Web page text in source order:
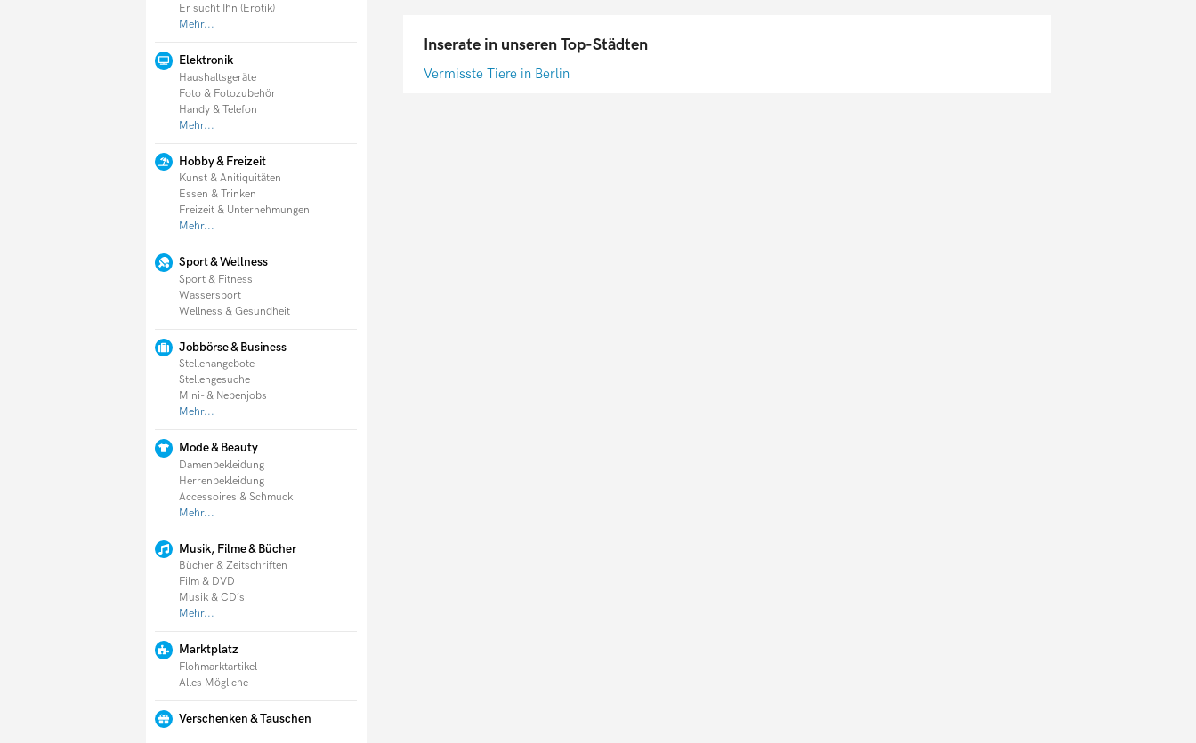
Er sucht Ihn (Erotik)
Mehr...
Elektronik
Haushaltsgeräte
Foto & Fotozubehör
Handy & Telefon
Mehr...
Hobby & Freizeit
Kunst & Anitiquitäten
Essen & Trinken
Freizeit & Unternehmungen
Mehr...
Sport & Wellness
Sport & Fitness
Wassersport
Wellness & Gesundheit
Jobbörse & Business
Stellenangebote
Stellengesuche
Mini- & Nebenjobs
Mehr...
Mode & Beauty
Damenbekleidung
Herrenbekleidung
Accessoires & Schmuck
Mehr...
Musik, Filme & Bücher
Bücher & Zeitschriften
Film & DVD
Musik & CD´s
Mehr...
Marktplatz
Flohmarktartikel
Alles Mögliche
Verschenken & Tauschen
Inserate in unseren Top-Städten
Vermisste Tiere in Berlin